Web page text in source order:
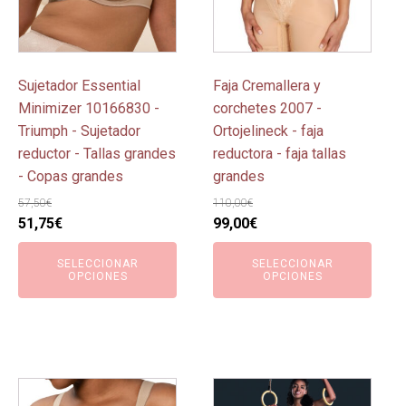
Sujetador Essential
Minimizer 10166830 -
Triumph - Sujetador
reductor - Tallas grandes
- Copas grandes
57,50€
El
precio
original
51,75€El
precio
actual
SELECCIONAR
OPCIONES
Las
opciones
pueden
elegir
en
la
página
de
producto
Faja Cremallera y
corchetes 2007 -
Ortojelineck - faja
reductora - faja tallas
grandes
110,00€
El
precio
original
99,00€El
precio
actual
SELECCIONAR
OPCIONES
opciones
pueden
elegir
en
la
página
de
producto